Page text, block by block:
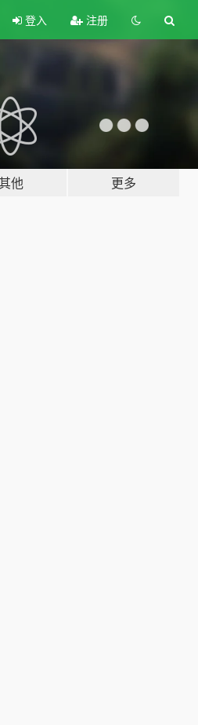
登入 注册
他 更多